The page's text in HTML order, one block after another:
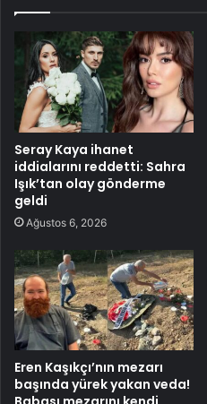
Seray Kaya ihanet
iddialarını reddetti: Sahra
Işık’tan olay gönderme
geldi
Ağustos 6, 2026
Eren Kaşıkçı’nın mezarı
başında yürek yakan veda!